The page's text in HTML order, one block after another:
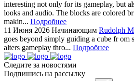
interesting not only for its gameplay, but
looks and audio. The blocks are colored
makin... Подробнее
11 Июня 2026 Начинающим Rudolph
goes beyond simply guiding a cube fr om
alters gameplay thro... Подробнее
Следите за новостями
Подпишись на рассылку